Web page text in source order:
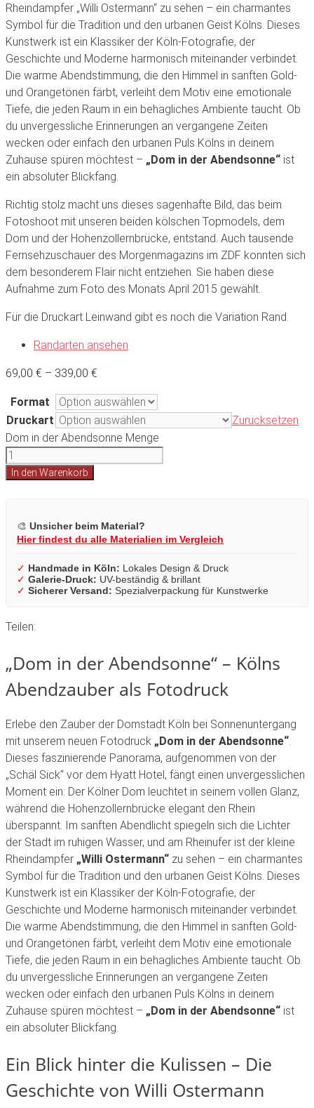
Rheindampfer „Willi Ostermann“ zu sehen – ein charmantes
Symbol für die Tradition und den urbanen Geist Kölns. Dieses
Kunstwerk ist ein Klassiker der Köln-Fotografie, der
Geschichte und Moderne harmonisch miteinander verbindet.
Die warme Abendstimmung, die den Himmel in sanften Gold-
und Orangetönen färbt, verleiht dem Motiv eine emotionale
Tiefe, die jeden Raum in ein behagliches Ambiente taucht. Ob
du unvergessliche Erinnerungen an vergangene Zeiten
wecken oder einfach den urbanen Puls Kölns in deinem
Zuhause spüren möchtest – „Dom in der Abendsonne“ ist
ein absoluter Blickfang.
Richtig stolz macht uns dieses sagenhafte Bild, das beim
Fotoshoot mit unseren beiden kölschen Topmodels, dem
Dom und der Hohenzollernbrücke, entstand. Auch tausende
Fernsehzuschauer des Morgenmagazins im ZDF konnten sich
dem besonderem Flair nicht entziehen. Sie haben diese
Aufnahme zum Foto des Monats April 2015 gewählt.
Für die Druckart Leinwand gibt es noch die Variation Rand.
Randarten ansehen
69,00 € – 339,00 €
Format
Druckart
Zurücksetzen
Dom in der Abendsonne Menge
In den Warenkorb
🎨 Unsicher beim Material?
Hier findest du alle Materialien im Vergleich
✓ Handmade in Köln: Lokales Design & Druck
✓ Galerie-Druck: UV-beständig & brillant
✓ Sicherer Versand: Spezialverpackung für Kunstwerke
Teilen:
„Dom in der Abendsonne“ – Kölns
Abendzauber als Fotodruck
Erlebe den Zauber der Domstadt Köln bei Sonnenuntergang
mit unserem neuen Fotodruck „Dom in der Abendsonne“.
Dieses faszinierende Panorama, aufgenommen von der
„Schäl Sick“ vor dem Hyatt Hotel, fängt einen unvergesslichen
Moment ein: Der Kölner Dom leuchtet in seinem vollen Glanz,
während die Hohenzollernbrücke elegant den Rhein
überspannt. Im sanften Abendlicht spiegeln sich die Lichter
der Stadt im ruhigen Wasser, und am Rheinufer ist der kleine
Rheindampfer „Willi Ostermann“ zu sehen – ein charmantes
Symbol für die Tradition und den urbanen Geist Kölns. Dieses
Kunstwerk ist ein Klassiker der Köln-Fotografie, der
Geschichte und Moderne harmonisch miteinander verbindet.
Die warme Abendstimmung, die den Himmel in sanften Gold-
und Orangetönen färbt, verleiht dem Motiv eine emotionale
Tiefe, die jeden Raum in ein behagliches Ambiente taucht. Ob
du unvergessliche Erinnerungen an vergangene Zeiten
wecken oder einfach den urbanen Puls Kölns in deinem
Zuhause spüren möchtest – „Dom in der Abendsonne“ ist
ein absoluter Blickfang.
Ein Blick hinter die Kulissen – Die
Geschichte von Willi Ostermann